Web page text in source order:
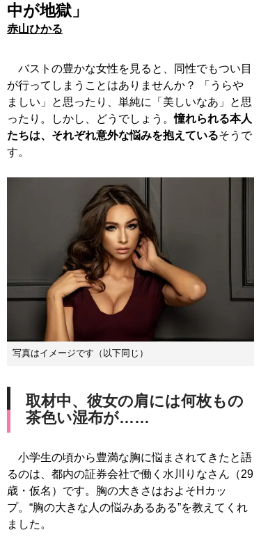
中が地獄」
赤山ひかる
バストの豊かな女性を見ると、同性でもつい目
が行ってしまうことはありませんか？ 「うらや
ましい」と思ったり、単純に「美しいなあ」と思
ったり。しかし、どうでしょう。憧れられる本人
たちは、それぞれ意外な悩みを抱えているそうで
す。
写真はイメージです（以下同じ）
取材中、彼女の肩には何枚もの
茶色い湿布が……
小学生の頃から豊満な胸に悩まされてきたと語
るのは、都内の証券会社で働く水川りなさん（29
歳・仮名）です。胸の大きさはおよそHカッ
プ。“胸の大きな人の悩みあるある”を教えてくれ
ました。